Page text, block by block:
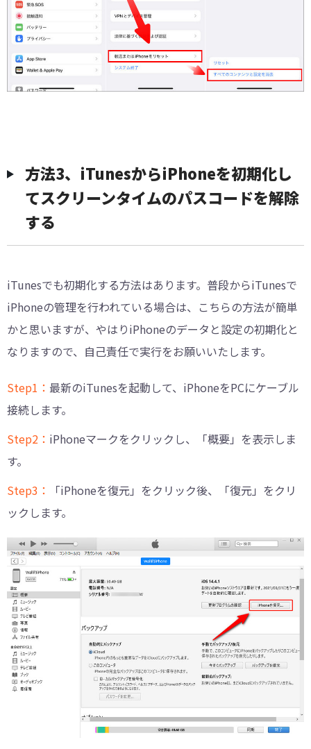
方法3、iTunesからiPhoneを初期化し
てスクリーンタイムのパスコードを解除
する
iTunesでも初期化する方法はあります。普段からiTunesで
iPhoneの管理を行われている場合は、こちらの方法が簡単
かと思いますが、やはりiPhoneのデータと設定の初期化と
なりますので、自己責任で実行をお願いいたします。
Step1： 最新のiTunesを起動して、iPhoneをPCにケーブル
接続します。
Step2： iPhoneマークをクリックし、「概要」を表示しま
す。
Step3：
「iPhoneを復元」をクリック後、「復元」をクリ
ックします。